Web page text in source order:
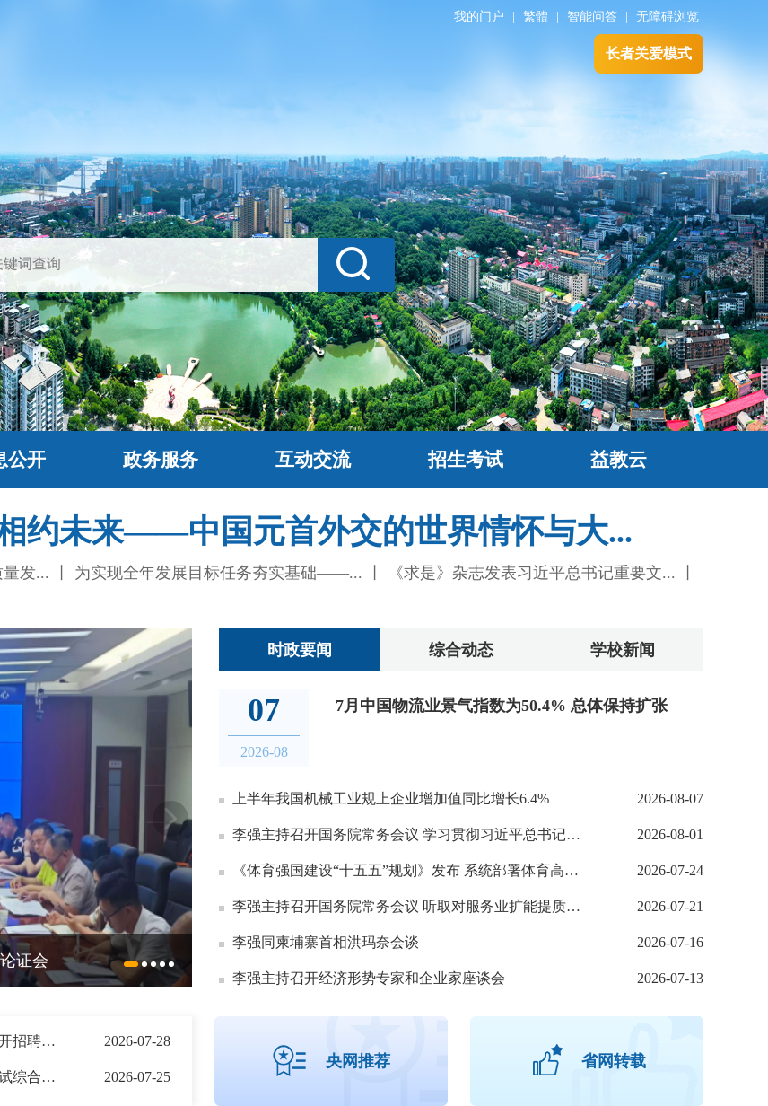
我的门户 繁體 智能问答 无障碍浏览
长者关爱模式
公开 政务服务 互动交流 招生考试 益教云
约未来——中国元首外交的世界情怀与大...
发... 为实现全年发展目标任务夯实基础——... 《求是》杂志发表习近平总书记重要文...
证会
时政要闻 综合动态 学校新闻
07
2026-08
7月中国物流业景气指数为50.4% 总体保持扩张
上半年我国机械工业规上企业增加值同比增长6.4% 2026-08-07
李强主持召开国务院常务会议 学习贯彻习近平总书记关于上半年经济形势和做好下半年经济工作的重要讲话精神 2026-08-01
《体育强国建设“十五五”规划》发布 系统部署体育高质量发展 2026-07-24
李强主持召开国务院常务会议 听取对服务业扩能提质和“六张网”规划建设督查情况汇报等 2026-07-21
李强同柬埔寨首相洪玛奈会谈 2026-07-16
李强主持召开经济形势专家和企业家座谈会 2026-07-13
关于发布益阳市教育系统2026年第三批公开招聘体检人员名单及有关事项的通知 2026-07-28
益阳市教育系统2026年第三批公开招聘考试综合成绩公示 2026-07-25
央网推荐 省网转载